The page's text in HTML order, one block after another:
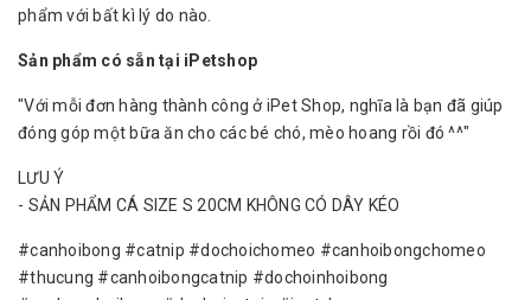
phẩm với bất kì lý do nào.
Sản phẩm có sẵn tại iPetshop
"Với mỗi đơn hàng thành công ở iPet Shop, nghĩa là bạn đã giúp
đóng góp một bữa ăn cho các bé chó, mèo hoang rồi đó ^^"
LƯU Ý
- SẢN PHẨM CÁ SIZE S 20CM KHÔNG CÓ DÂY KÉO
#canhoibong #catnip #dochoichomeo #canhoibongchomeo
#thucung #canhoibongcatnip #dochoinhoibong